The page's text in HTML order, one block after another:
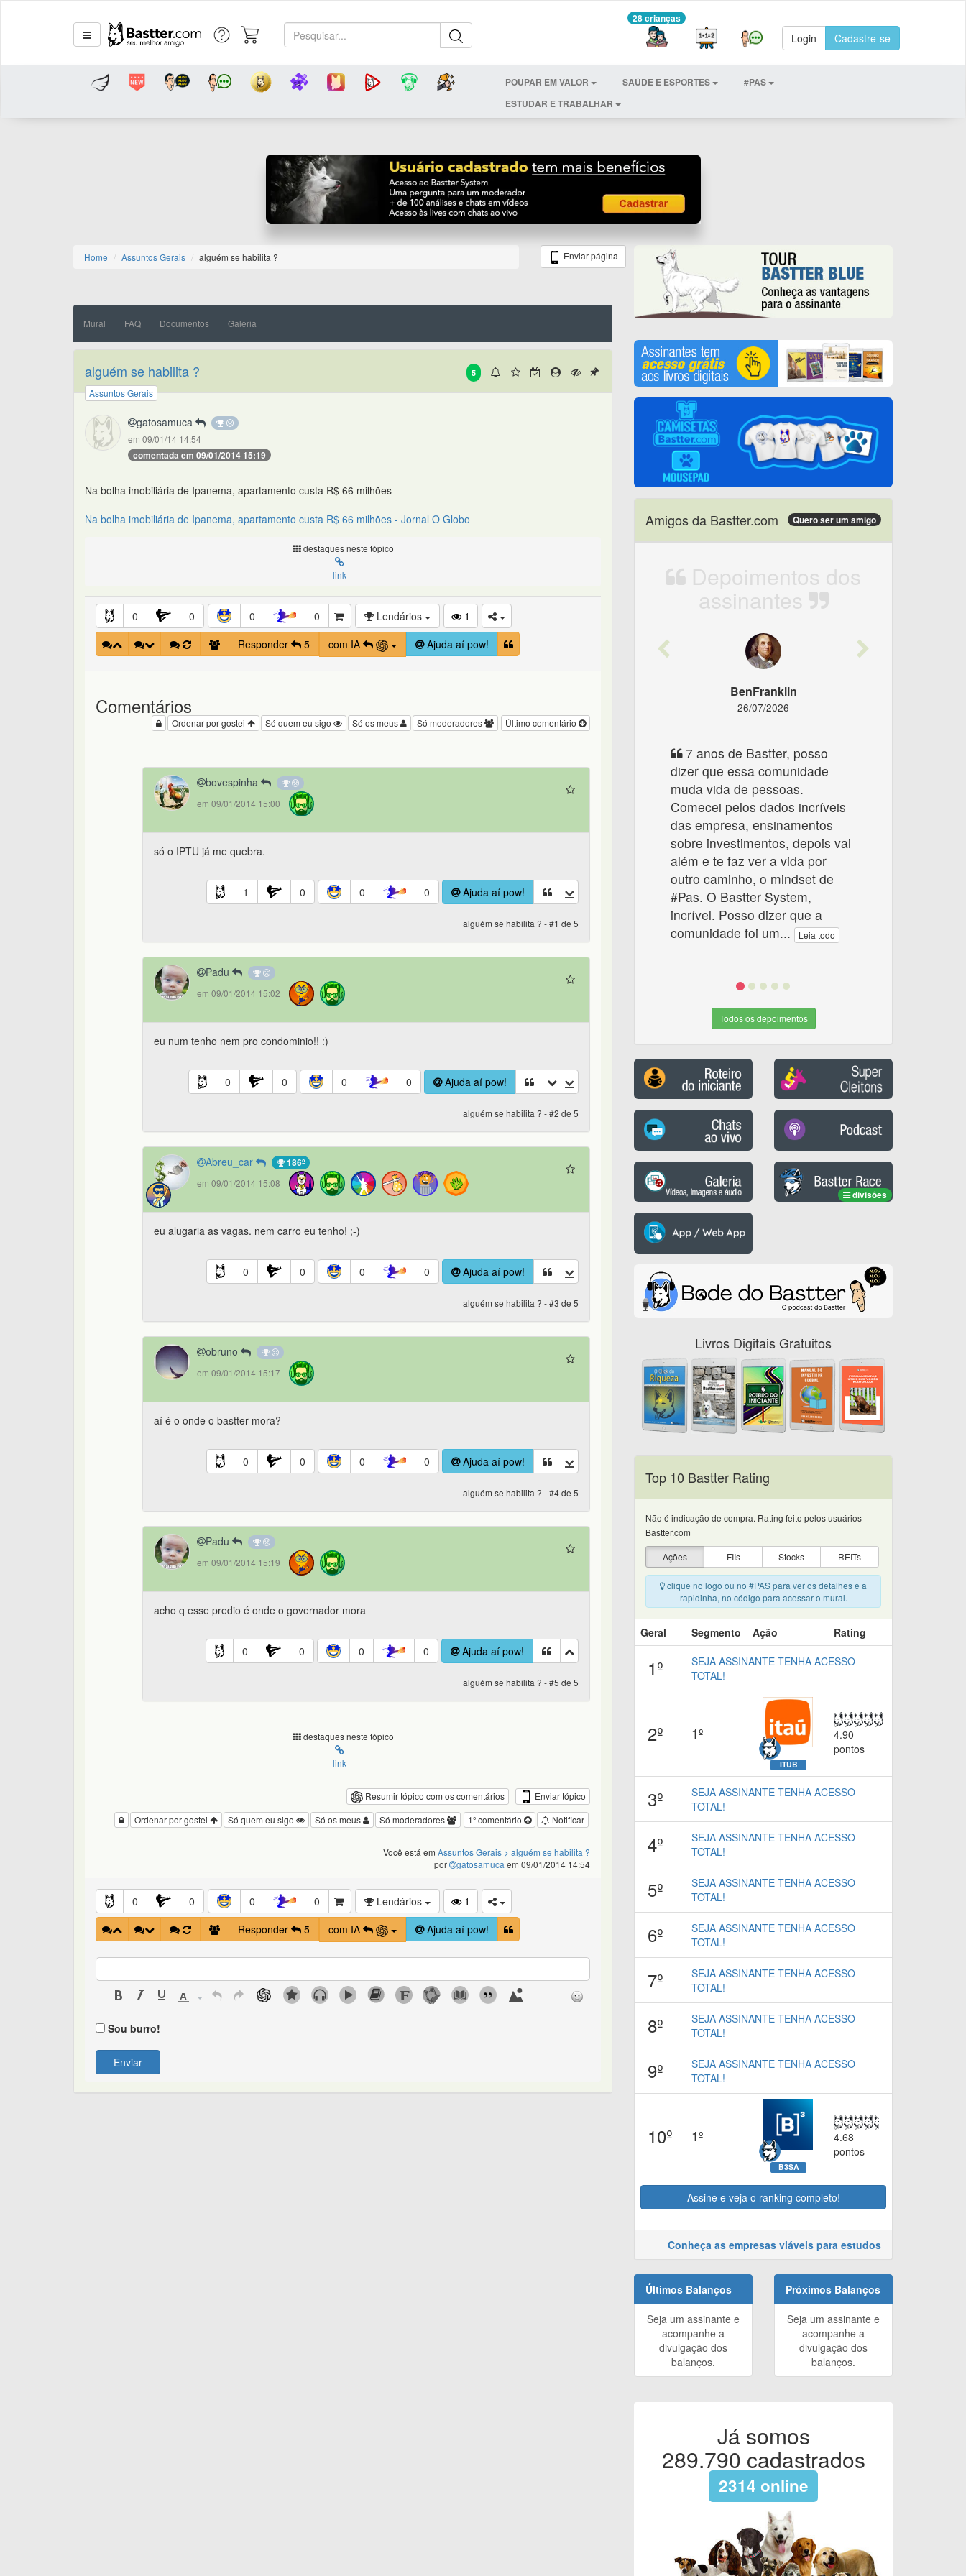
28 crianças
Login Cadastre-se
POUPAR EM VALOR SAÚDE E ESPORTES
#PAS
ESTUDAR E TRABALHAR
Home Assuntos Gerais alguém se habilita ? Enviar página
Mural FAQ Documentos Galeria
5
alguém se habilita ?
Assuntos Gerais
gatosamuca
em 09/01/14 14:54
comentada em 09/01/2014 15:19
Na bolha imobiliária de Ipanema, apartamento custa R$ 66 milhões
Na bolha imobiliária de Ipanema, apartamento custa R$ 66 milhões - Jornal O Globo
destaques neste tópico
link
0 0 0 0 Lendários
1
Responder
5 com IA Ajuda aí pow!
Comentários
Último comentário
Só moderadores
Só os meus
Só quem eu sigo
Ordenar por gostei
bovespinha
em 09/01/2014 15:00
só o IPTU já me quebra.
1 0 0 0 Ajuda aí pow!
alguém se habilita ? - #1 de 5
Padu
em 09/01/2014 15:02
eu num tenho nem pro condominio!! :)
0 0 0 0 Ajuda aí pow!
alguém se habilita ? - #2 de 5
Abreu_car 186º
em 09/01/2014 15:08
eu alugaria as vagas. nem carro eu tenho! ;-)
0 0 0 0 Ajuda aí pow!
alguém se habilita ? - #3 de 5
obruno
em 09/01/2014 15:17
aí é o onde o bastter mora?
0 0 0 0 Ajuda aí pow!
alguém se habilita ? - #4 de 5
Padu
em 09/01/2014 15:19
acho q esse predio é onde o governador mora
0 0 0 0 Ajuda aí pow!
alguém se habilita ? - #5 de 5
destaques neste tópico
link
Resumir tópico com os comentários
Enviar tópico
Notificar
1º comentário
Só moderadores
Só os meus
Só quem eu sigo
Ordenar por gostei
Você está em Assuntos Gerais > alguém se habilita ?
por
gatosamucaem 09/01/2014 14:54
0 0 0 0 Lendários
1
Responder
5 com IA Ajuda aí pow!
Sou burro!
Enviar
Amigos da Bastter.com Quero ser um amigo
Depoimentos dos
assinantes
Previous
BenFranklin
26/07/2026
7 anos de Bastter, posso
dizer que essa comunidade
muda vida de pessoas.
Comecei pelos dados incríveis
das empresa, ensinamentos
sobre investimentos, depois vai
além e te faz ver a vida por
outro caminho, o mindset de
#Pas. O Bastter System,
incrível. Posso dizer que a
comunidade foi um... Leia todo
Todos os depoimentos
divisões
Livros Digitais Gratuitos
Top 10 Bastter Rating
Não é indicação de compra. Rating feito pelos usuários
Bastter.com
Ações
FIIs Stocks REITs
clique no logo ou no #PAS para ver os detalhes e a
rapidinha, no código para acessar o mural.
Geral Segmento Ação Rating
1º
SEJA ASSINANTE TENHA ACESSO
TOTAL!
2º 1º
ITUB
4.90
pontos
3º
SEJA ASSINANTE TENHA ACESSO
TOTAL!
4º
SEJA ASSINANTE TENHA ACESSO
TOTAL!
5º
SEJA ASSINANTE TENHA ACESSO
TOTAL!
6º
SEJA ASSINANTE TENHA ACESSO
TOTAL!
7º
SEJA ASSINANTE TENHA ACESSO
TOTAL!
8º
SEJA ASSINANTE TENHA ACESSO
TOTAL!
9º
SEJA ASSINANTE TENHA ACESSO
TOTAL!
10º 1º
B3SA
4.68
pontos
Assine e veja o ranking completo!
Conheça as empresas viáveis para estudos
Últimos Balanços
Seja um assinante e
acompanhe a
divulgação dos
balanços.
Próximos Balanços
Seja um assinante e
acompanhe a
divulgação dos
balanços.
Já somos
289.790 cadastrados
2314 online